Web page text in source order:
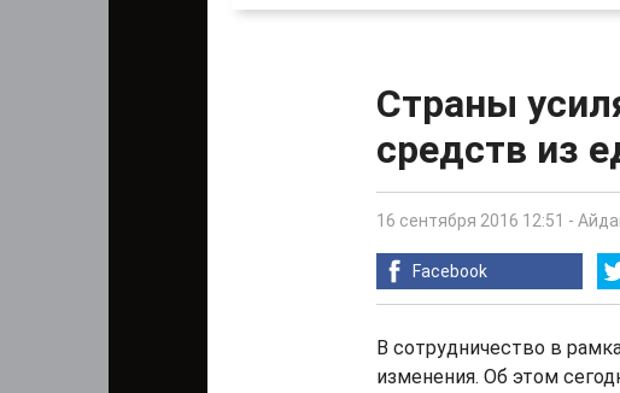
Страны
средств из
16 сентября 2016 12:51 -
Facebook
В сотрудничество в
изменения. Об этом